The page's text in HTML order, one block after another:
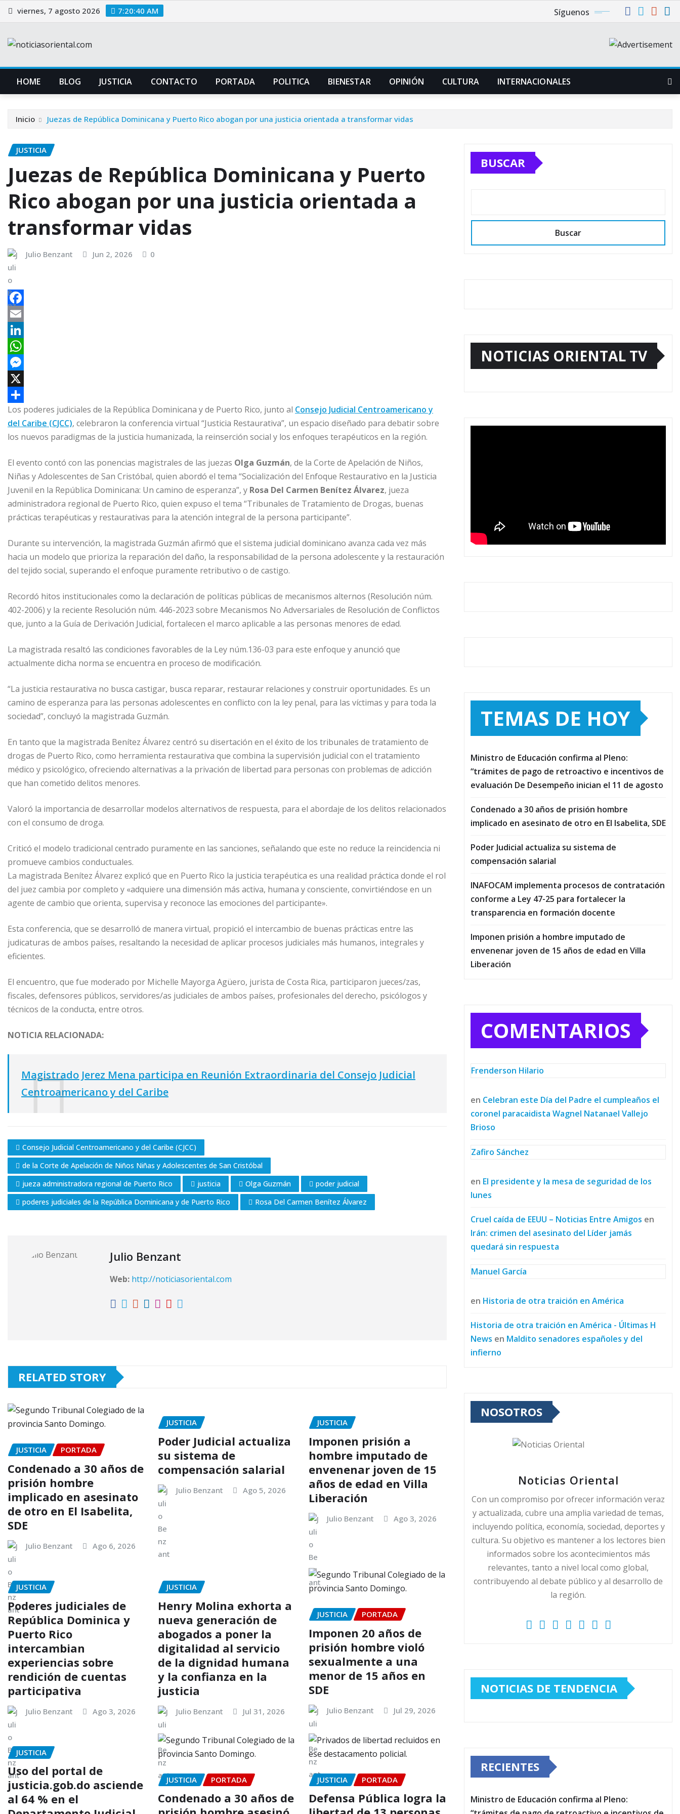
Saltar
al
viernes, 7 agosto 2026 7:20:41 AM Síguenos
HOME BLOG JUSTICIA CONTACTO PORTADA POLITICA BIENESTAR OPINIÓN CULTURA INTERNACIONALES
Inicio Juezas de República Dominicana y Puerto Rico abogan por una justicia orientada a transformar vidas
JUSTICIA
Juezas de República Dominicana y Puerto
Rico abogan por una justicia orientada a
transformar vidas
Julio Benzant Jun 2, 2026 0
F
a
c
e
b
o
o
k
E
m
a
L
n
k
e
d
I
n
W
h
a
t
s
A
p
p
M
e
s
s
e
n
g
e
r
X
C
o
m
p
a
r
t
i
r
Los poderes judiciales de la República Dominicana y de Puerto Rico, junto al Consejo Judicial Centroamericano y
del Caribe (CJCC), celebraron la conferencia virtual “Justicia Restaurativa”, un espacio diseñado para debatir sobre
los nuevos paradigmas de la justicia humanizada, la reinserción social y los enfoques terapéuticos en la región.
El evento contó con las ponencias magistrales de las juezas Olga Guzmán, de la Corte de Apelación de Niños,
Niñas y Adolescentes de San Cristóbal, quien abordó el tema “Socialización del Enfoque Restaurativo en la Justicia
Juvenil en la República Dominicana: Un camino de esperanza”, y Rosa Del Carmen Benítez Álvarez, jueza
administradora regional de Puerto Rico, quien expuso el tema “Tribunales de Tratamiento de Drogas, buenas
prácticas terapéuticas y restaurativas para la atención integral de la persona participante”.
Durante su intervención, la magistrada Guzmán afirmó que el sistema judicial dominicano avanza cada vez más
hacia un modelo que prioriza la reparación del daño, la responsabilidad de la persona adolescente y la restauración
del tejido social, superando el enfoque puramente retributivo o de castigo.
Recordó hitos institucionales como la declaración de políticas públicas de mecanismos alternos (Resolución núm.
402-2006) y la reciente Resolución núm. 446-2023 sobre Mecanismos No Adversariales de Resolución de Conflictos
que, junto a la Guía de Derivación Judicial, fortalecen el marco aplicable a las personas menores de edad.
La magistrada resaltó las condiciones favorables de la Ley núm.136-03 para este enfoque y anunció que
actualmente dicha norma se encuentra en proceso de modificación.
“La justicia restaurativa no busca castigar, busca reparar, restaurar relaciones y construir oportunidades. Es un
camino de esperanza para las personas adolescentes en conflicto con la ley penal, para las víctimas y para toda la
sociedad”, concluyó la magistrada Guzmán.
En tanto que la magistrada Benítez Álvarez centró su disertación en el éxito de los tribunales de tratamiento de
drogas de Puerto Rico, como herramienta restaurativa que combina la supervisión judicial con el tratamiento
médico y psicológico, ofreciendo alternativas a la privación de libertad para personas con problemas de adicción
que han cometido delitos menores.
Valoró la importancia de desarrollar modelos alternativos de respuesta, para el abordaje de los delitos relacionados
con el consumo de droga.
Criticó el modelo tradicional centrado puramente en las sanciones, señalando que este no reduce la reincidencia ni
promueve cambios conductuales.
La magistrada Benítez Álvarez explicó que en Puerto Rico la justicia terapéutica es una realidad práctica donde el rol
del juez cambia por completo y «adquiere una dimensión más activa, humana y consciente, convirtiéndose en un
agente de cambio que orienta, supervisa y reconoce las emociones del participante».
Esta conferencia, que se desarrolló de manera virtual, propició el intercambio de buenas prácticas entre las
judicaturas de ambos países, resaltando la necesidad de aplicar procesos judiciales más humanos, integrales y
eficientes.
El encuentro, que fue moderado por Michelle Mayorga Agüero, jurista de Costa Rica, participaron jueces/zas,
fiscales, defensores públicos, servidores/as judiciales de ambos países, profesionales del derecho, psicólogos y
técnicos de la conducta, entre otros.
NOTICIA RELACIONADA:
Magistrado Jerez Mena participa en Reunión Extraordinaria del Consejo Judicial
Centroamericano y del Caribe
Consejo Judicial Centroamericano y del Caribe (CJCC)
de la Corte de Apelación de Niños Niñas y Adolescentes de San Cristóbal
jueza administradora regional de Puerto Rico
justicia Olga Guzmán
poder judicial
poderes judiciales de la República Dominicana y de Puerto Rico
Rosa Del Carmen Benítez Álvarez
Julio Benzant
Web: http://noticiasoriental.com
RELATED STORY
JUSTICIA PORTADA
Condenado a 30 años de
prisión hombre
implicado en asesinato
de otro en El Isabelita,
SDE
Julio Benzant Ago 6, 2026
JUSTICIA
Poder Judicial actualiza
su sistema de
compensación salarial
Julio Benzant Ago 5, 2026
JUSTICIA
Imponen prisión a
hombre imputado de
envenenar joven de 15
años de edad en Villa
Liberación
Julio Benzant Ago 3, 2026
JUSTICIA
Poderes judiciales de
República Dominica y
Puerto Rico
intercambian
experiencias sobre
rendición de cuentas
participativa
Julio Benzant Ago 3, 2026
JUSTICIA
Henry Molina exhorta a
nueva generación de
abogados a poner la
digitalidad al servicio
de la dignidad humana
y la confianza en la
justicia
Julio Benzant Jul 31, 2026
JUSTICIA PORTADA
Imponen 20 años de
prisión hombre violó
sexualmente a una
menor de 15 años en
SDE
Julio Benzant Jul 29, 2026
JUSTICIA
Uso del portal de
justicia.gob.do asciende
al 64 % en el
JUSTICIA PORTADA
Condenado a 30 años de
JUSTICIA PORTADA
Defensa Pública logra la
BUSCAR
Buscar
NOTICIAS ORIENTAL TV
TEMAS DE HOY
Ministro de Educación confirma al Pleno:
“trámites de pago de retroactivo e incentivos de
evaluación De Desempeño inician el 11 de agosto
Condenado a 30 años de prisión hombre
implicado en asesinato de otro en El Isabelita, SDE
Poder Judicial actualiza su sistema de
compensación salarial
INAFOCAM implementa procesos de contratación
conforme a Ley 47-25 para fortalecer la
transparencia en formación docente
Imponen prisión a hombre imputado de
envenenar joven de 15 años de edad en Villa
Liberación
COMENTARIOS
Frenderson Hilario
en Celebran este Día del Padre el cumpleaños el
coronel paracaidista Wagnel Natanael Vallejo
Brioso
Zafiro Sánchez
en El presidente y la mesa de seguridad de los
lunes
Cruel caída de EEUU – Noticias Entre Amigos en
Irán: crimen del asesinato del Líder jamás
quedará sin respuesta
Manuel García
en Historia de otra traición en América
Historia de otra traición en América - Últimas H
News en Maldito senadores españoles y del
infierno
NOSOTROS
Noticias Oriental
Con un compromiso por ofrecer información veraz
y actualizada, cubre una amplia variedad de temas,
incluyendo política, economía, sociedad, deportes y
cultura. Su objetivo es mantener a los lectores bien
informados sobre los acontecimientos más
relevantes, tanto a nivel local como global,
contribuyendo al debate público y al desarrollo de
la región.
NOTICIAS DE TENDENCIA
RECIENTES
Ministro de Educación confirma al Pleno: